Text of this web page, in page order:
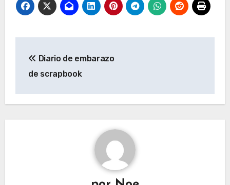
de
Diario de embarazo
de scrapbook